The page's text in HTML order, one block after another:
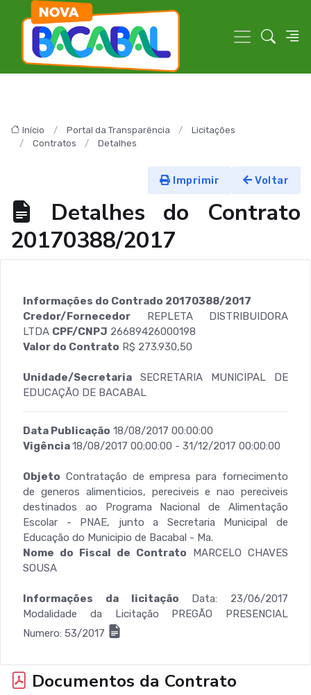
Início Portal da Transparência
Licitações
Contratos
Detalhes
Voltar
Imprimir
Detalhes do Contrato
20170388/2017
Informações do Contrado 20170388/2017
Credor/Fornecedor REPLETA DISTRIBUIDORA
LTDA CPF/CNPJ 26689426000198
Valor do Contrato R$ 273.930,50
Unidade/Secretaria SECRETARIA MUNICIPAL DE
EDUCAÇÃO DE BACABAL
Data Publicação 18/08/2017 00:00:00
Vigência18/08/2017 00:00:00 - 31/12/2017 00:00:00
Objeto Contratação de empresa para fornecimento
de generos alimenticios, pereciveis e nao pereciveis
destinados ao Programa Nacional de Alimentação
Escolar - PNAE, junto a Secretaria Municipal de
Educação do Municipio de Bacabal - Ma.
Nome do Fiscal de Contrato MARCELO CHAVES
SOUSA
Informações da licitação Data: 23/06/2017
Modalidade da Licitação PREGÃO PRESENCIAL
Numero: 53/2017
Documentos da Contrato